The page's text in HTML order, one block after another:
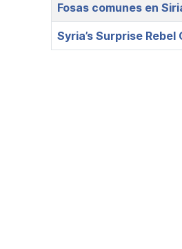
Fosas comunes en
Syria’s Surprise